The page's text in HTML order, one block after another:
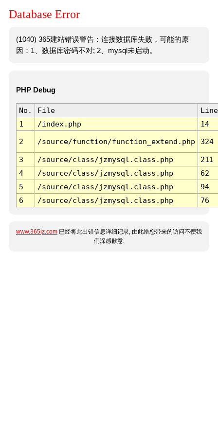
Database Error
(1040) 365建站错误警告：连接数据库失败，可能的原
因：1、数据库密码不对; 2、mysql未启动。
PHP Debug
No. File
Line
1
/index.php 14
2 /source/function/function_extend.php 324
3 /source/class/jzmysql.class.php
211
4
/source/class/jzmysql.class.php
62
5
/source/class/jzmysql.class.php
94
6
/source/class/jzmysql.class.php 76
www.365jz.com 已经将此出错信息详细记录, 由此给您带来的访问不便我
们深感歉意.